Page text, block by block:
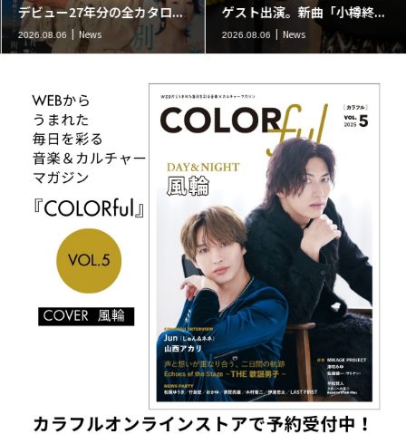
デビュー27年分の全カタロ...
2026.08.06 News
ゲスト出演。新曲「小樽終...
2026.08.06 News